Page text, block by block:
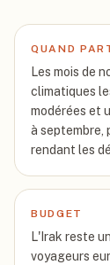
QUAND
Les mois de
climatiques
modérées et
à septembre,
rendant les
BUDGET
L'Irak reste
voyageurs